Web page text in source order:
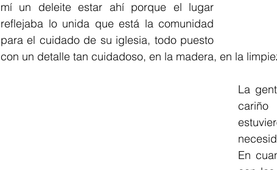
mí un deleite estar ahí porque el lugar
reflejaba lo unida que está la comunidad
para el cuidado de su iglesia, todo puesto
con un detalle tan cuidadoso, en la madera, en la
La
En